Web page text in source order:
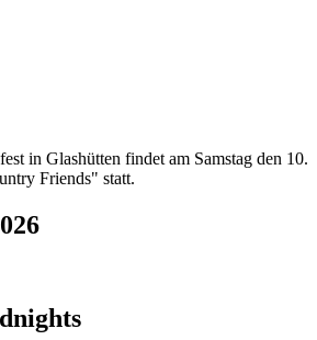
in Glashütten findet am Samstag den 10.
Friends" statt.